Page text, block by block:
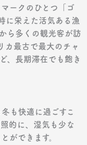
ークのひとつ「ゴ
に栄えた活気ある漁
ら多くの観光客が訪
カ最古で最大のチャ
、長期滞在でも飽き
も快適に過ごすこ
的に、湿気も少な
ができます。